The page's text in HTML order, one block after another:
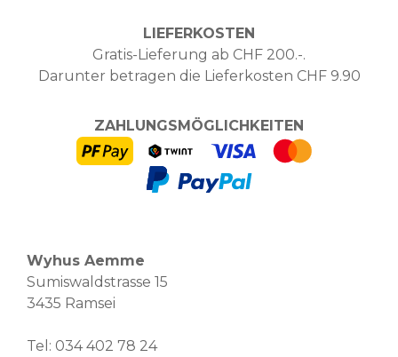
LIEFERKOSTEN
Gratis-Lieferung ab CHF 200.-.
Darunter betragen die Lieferkosten CHF 9.90
ZAHLUNGSMÖGLICHKEITEN
Wyhus Aemme
Sumiswaldstrasse 15
3435 Ramsei
Tel: 034 402 78 24